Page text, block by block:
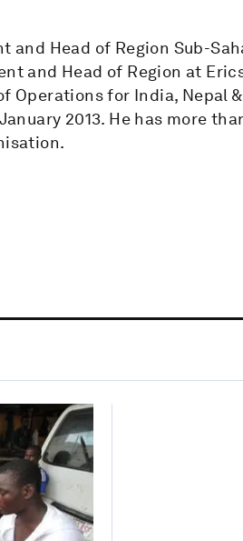
and Head of Region Sub-
and Head of Region at
Operations for India, Nepal
2013. He has more